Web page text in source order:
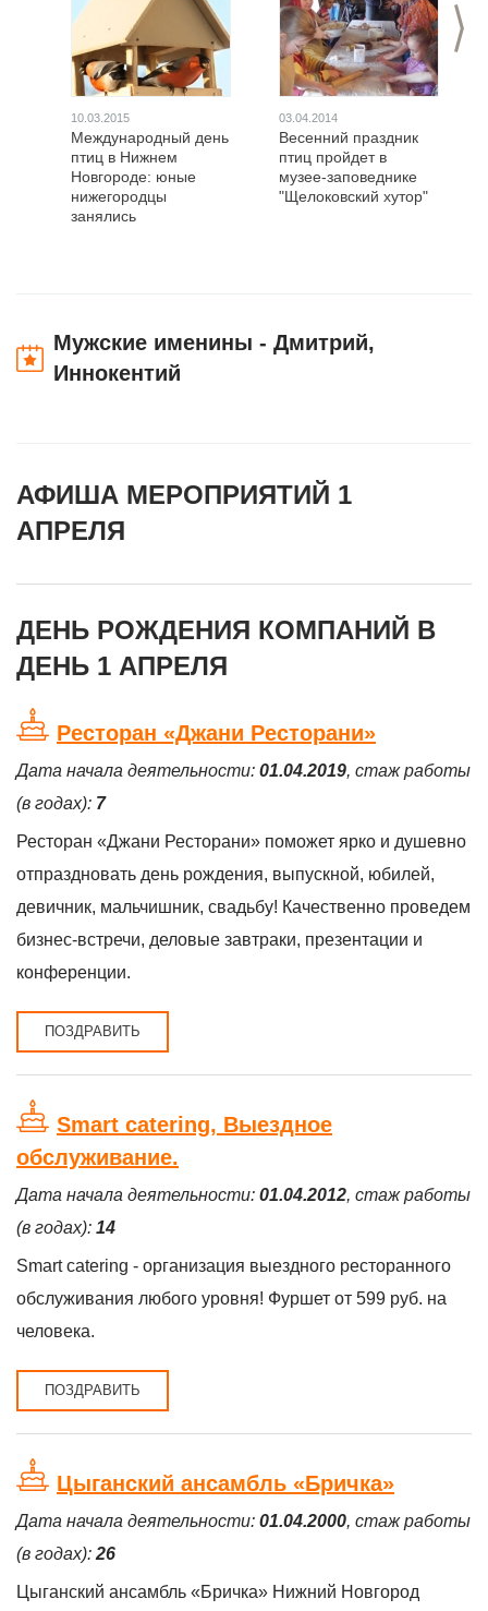
>
10.03.2015
Международный день
птиц в Нижнем
Новгороде: юные
нижегородцы
занялись
03.04.2014
Весенний праздник
птиц пройдет в
музее-заповеднике
"Щелоковский хутор"
Мужские именины - Дмитрий,
Иннокентий
АФИША МЕРОПРИЯТИЙ 1
АПРЕЛЯ
ДЕНЬ РОЖДЕНИЯ КОМПАНИЙ В
ДЕНЬ 1 АПРЕЛЯ
Ресторан «Джани Ресторани»
Дата начала деятельности: 01.04.2019, стаж работы
(в годах): 7
Ресторан «Джани Ресторани» поможет ярко и душевно
отпраздновать день рождения, выпускной, юбилей,
девичник, мальчишник, свадьбу! Качественно проведем
бизнес-встречи, деловые завтраки, презентации и
конференции.
ПОЗДРАВИТЬ
Smart catering, Выездное
обслуживание.
Дата начала деятельности: 01.04.2012, стаж работы
(в годах): 14
Smart catering - организация выездного ресторанного
обслуживания любого уровня! Фуршет от 599 руб. на
человека.
ПОЗДРАВИТЬ
Цыганский ансамбль «Бричка»
Дата начала деятельности: 01.04.2000, стаж работы
(в годах): 26
Цыганский ансамбль «Бричка» Нижний Новгород